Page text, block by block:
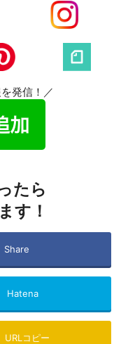
発信！／
たら
す！
Share
Hatena
URLコピー